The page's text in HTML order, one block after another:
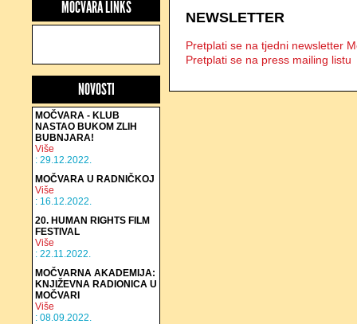
NEWSLETTER
Pretplati se na tjedni newsletter
Pretplati se na press mailing listu
MOČVARA LINKS
NOVOSTI
MOČVARA - KLUB
NASTAO BUKOM ZLIH
BUBNJARA!
Više
: 29.12.2022.
MOČVARA U RADNIČKOJ
Više
: 16.12.2022.
20. HUMAN RIGHTS FILM
FESTIVAL
Više
: 22.11.2022.
MOČVARNA AKADEMIJA:
KNJIŽEVNA RADIONICA U
MOČVARI
Više
: 08.09.2022.